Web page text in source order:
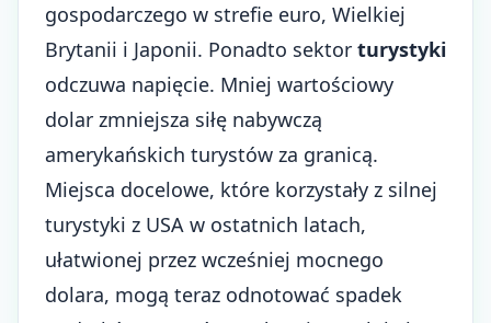
gospodarczego w strefie euro, Wielkiej
Brytanii i Japonii. Ponadto sektor turystyki
odczuwa napięcie. Mniej wartościowy
dolar zmniejsza siłę nabywczą
amerykańskich turystów za granicą.
Miejsca docelowe, które korzystały z silnej
turystyki z USA w ostatnich latach,
ułatwionej przez wcześniej mocnego
dolara, mogą teraz odnotować spadek